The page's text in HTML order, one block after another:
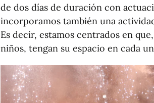
de dos días de duración con
incorporamos también una
Es decir, estamos centrados en
niños, tengan su espacio en cada